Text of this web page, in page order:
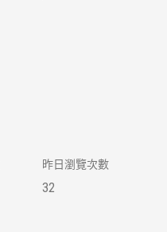
昨日瀏覽次數
32